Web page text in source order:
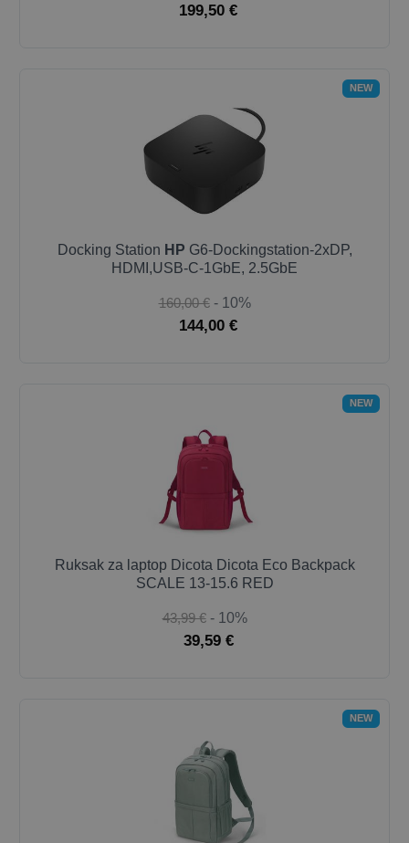
199,50 €
NEW
Docking Station HP G6-Dockingstation-2xDP,
HDMI,USB-C-1GbE, 2.5GbE
160,00 € - 10%
144,00 €
NEW
Ruksak za laptop Dicota Dicota Eco Backpack
SCALE 13-15.6 RED
43,99 € - 10%
39,59 €
NEW